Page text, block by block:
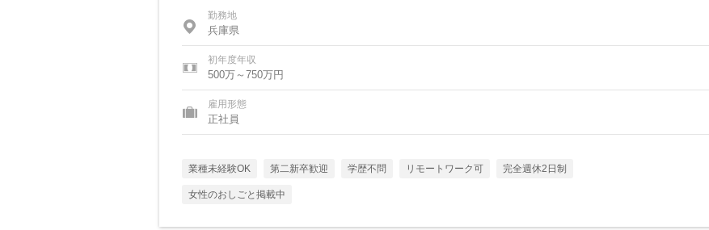
勤務地
兵庫県
初年度年収
500万～750万円
雇用形態
正社員
業種未経験OK 第二新卒歓迎 学歴不問 リモートワーク可 完全週休2日制
女性のおしごと掲載中